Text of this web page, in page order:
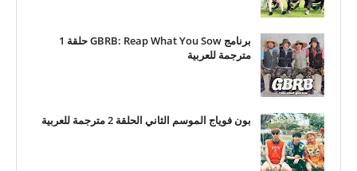
برنامج GBRB: Reap What You Sow حلقة 1
مترجمة للعربية
بون فوياج الموسم الثاني الحلقة 2 مترجمة للعربية